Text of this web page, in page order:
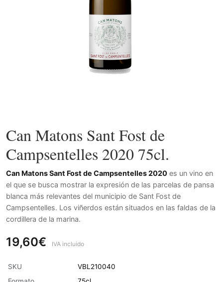
Can Matons Sant Fost de
Campsentelles 2020 75cl.
Can Matons Sant Fost de Campsentelles2020 es un vino en
el que se busca mostrar la expresión de las parcelas de pansa
blanca más relevantes del municipio de Sant Fost de
Campsentelles. Los viñerdos están situados en las faldas de la
cordillera de la marina.
19,60€ IVA incluido
SKU
VBL210040